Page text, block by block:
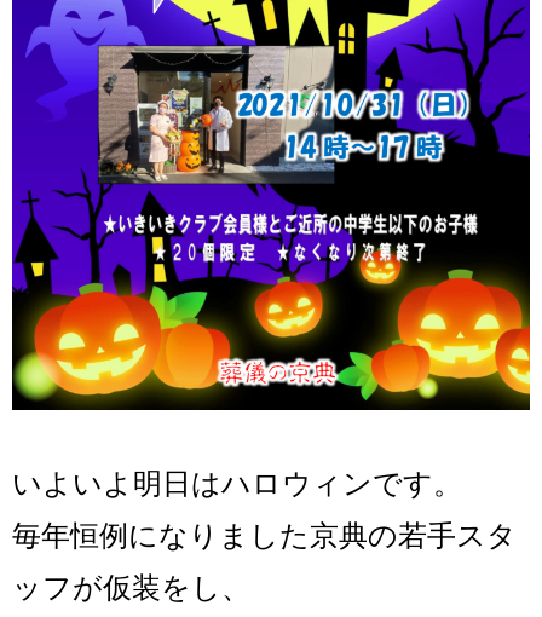
いよいよ明日はハロウィンです。
毎年恒例になりました京典の若手スタ
ッフが仮装をし、